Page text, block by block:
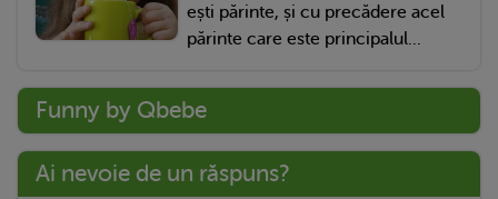
ești părinte, și cu precădere acel
părinte care este principalul...
Funny by Qbebe
Ai nevoie de un răspuns?